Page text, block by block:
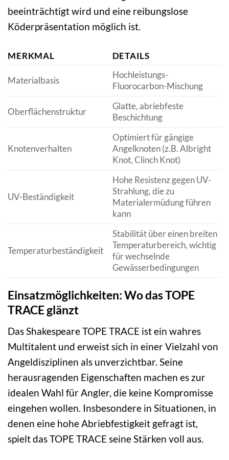
beeinträchtigt wird und eine reibungslose
Köderpräsentation möglich ist.
MERKMAL DETAILS
Materialbasis
Hochleistungs-
Fluorocarbon-Mischung
Oberflächenstruktur
Glatte, abriebfeste
Beschichtung
Knotenverhalten
Optimiert für gängige
Angelknoten (z.B. Albright
Knot, Clinch Knot)
UV-Beständigkeit
Hohe Resistenz gegen UV-
Strahlung, die zu
Materialermüdung führen
kann
Temperaturbeständigkeit
Stabilität über einen breiten
Temperaturbereich, wichtig
für wechselnde
Gewässerbedingungen
Einsatzmöglichkeiten: Wo das TOPE
TRACE glänzt
Das Shakespeare TOPE TRACE ist ein wahres
Multitalent und erweist sich in einer Vielzahl von
Angeldisziplinen als unverzichtbar. Seine
herausragenden Eigenschaften machen es zur
idealen Wahl für Angler, die keine Kompromisse
eingehen wollen. Insbesondere in Situationen, in
denen eine hohe Abriebfestigkeit gefragt ist,
spielt das TOPE TRACE seine Stärken voll aus.